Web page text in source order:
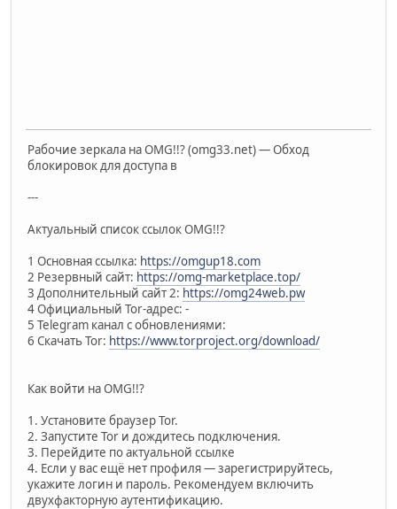
Рабочие зеркала на OMG!!? (omg33.net) — Обход
блокировок для доступа в
---
Актуальный список ссылок OMG!!?
1 Основная ссылка: https://omgup18.com
2 Резервный сайт: https://omg-marketplace.top/
3 Дополнительный сайт 2: https://omg24web.pw
4 Официальный Tor-адрес: -
5 Telegram канал с обновлениями:
6 Скачать Tor: https://www.torproject.org/download/
Как войти на OMG!!?
1. Установите браузер Tor.
2. Запустите Tor и дождитесь подключения.
3. Перейдите по актуальной ссылке
4. Если у вас ещё нет профиля — зарегистрируйтесь,
укажите логин и пароль. Рекомендуем включить
двухфакторную аутентификацию.